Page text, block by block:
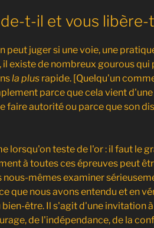
t-il et vous libère-
peut juger si une voie, une
existe de nombreux gourous qui
la plus rapide. [Quelqu'un
parce que cela vient
faire autorité ou parce que son
lorsqu'on teste de l'or : il faut le
à toutes ces épreuves peut
nous-mêmes examiner
que nous avons entendu et en
être. Il s'agit d'une invitation
de l'indépendance, de la